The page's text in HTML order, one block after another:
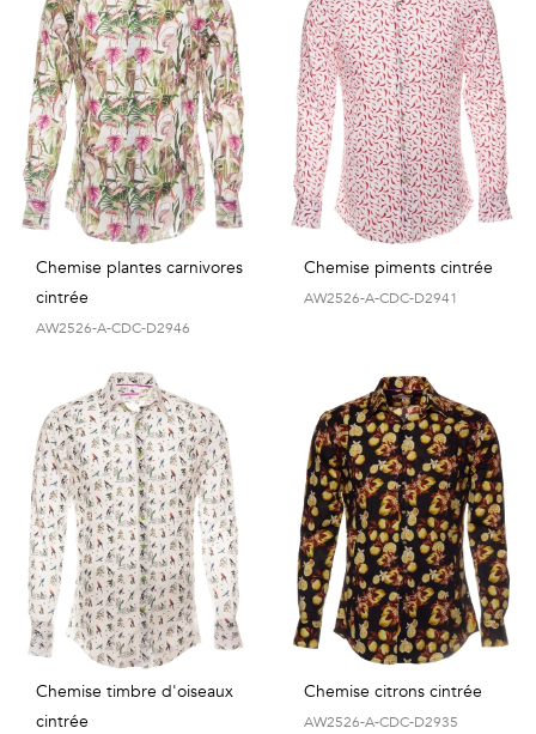
Géométriques
Talents
&
Métiers
Petits
Pop
Voyages
Vintage
Voir
tout
Chemise plantes carnivores
cintrée
AW2526-A-CDC-D2946
Chemise piments cintrée
AW2526-A-CDC-D2941
Chemise timbre d'oiseaux
cintrée
Chemise citrons cintrée
AW2526-A-CDC-D2935